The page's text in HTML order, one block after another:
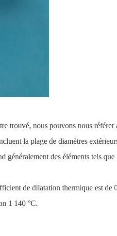
trouvé, nous pouvons nous
la plage de diamètres
généralement des éléments tels
de dilatation thermique est
1 140 °C.